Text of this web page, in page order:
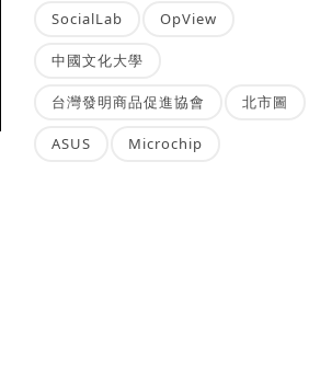
SocialLab OpView
中國文化大學
台灣發明商品促進協會 北市圖
ASUS Microchip